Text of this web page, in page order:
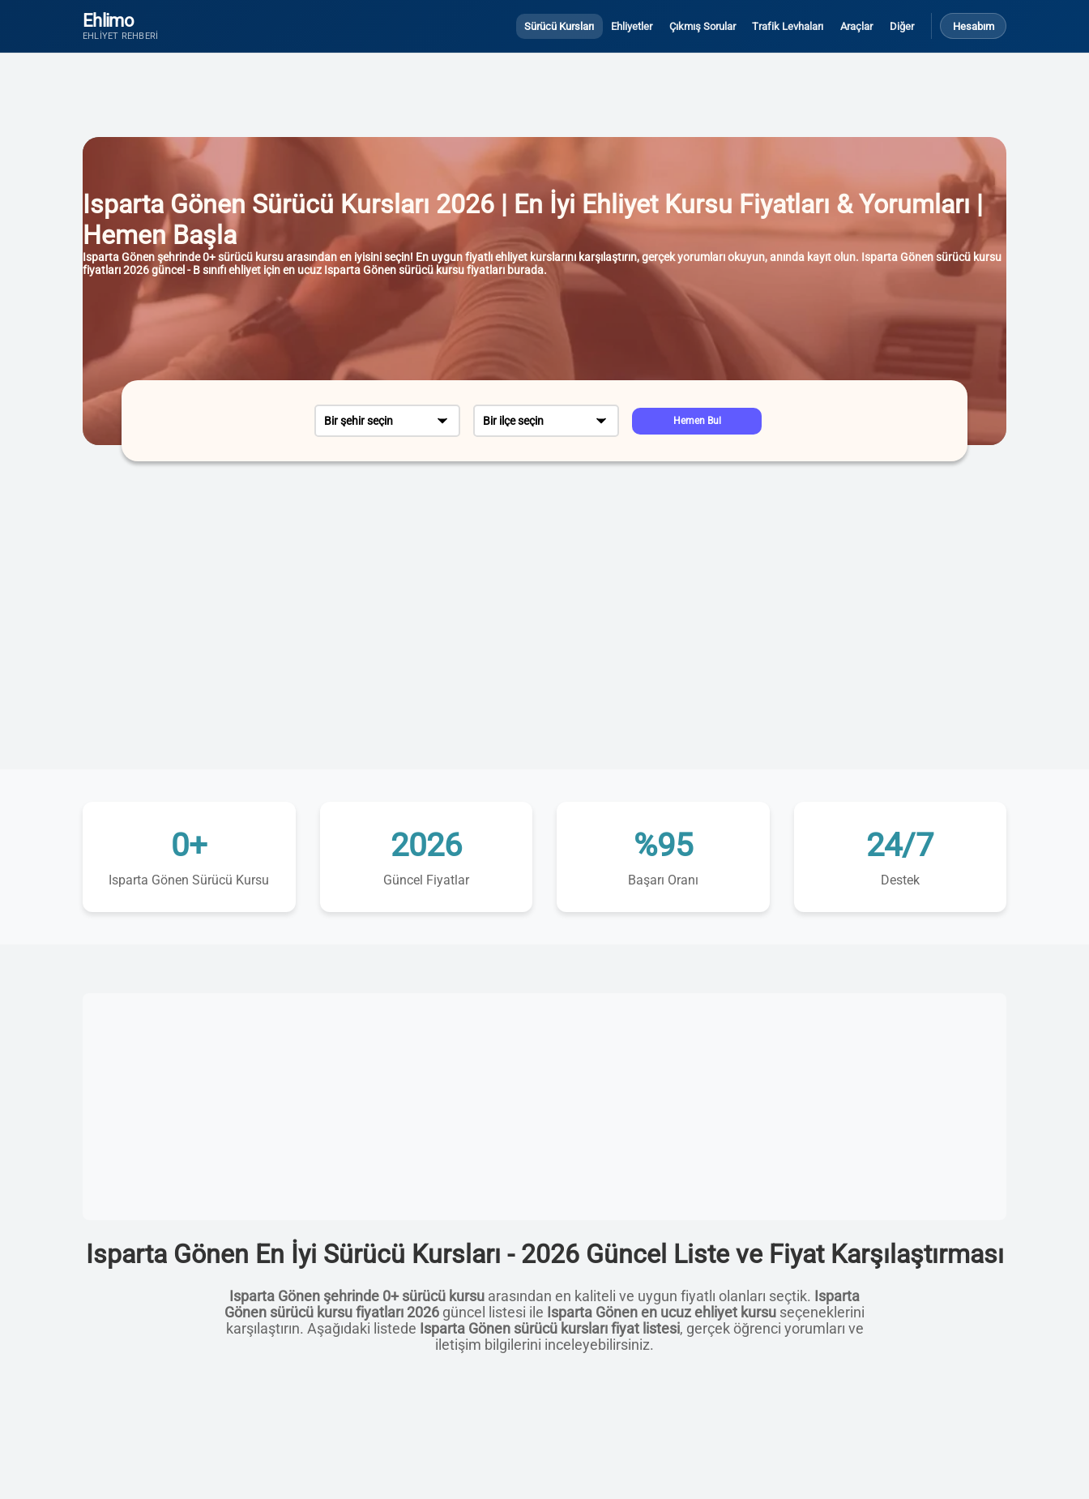
Ehlimo
EHLIYET REHBERI
Sürücü Kursları Ehliyetler Çıkmış Sorular Trafik Levhaları Araçlar Diğer Hesabım
Isparta Gönen Sürücü Kursları 2026 | En İyi Ehliyet Kursu Fiyatları & Yorumları |
Hemen Başla
Isparta Gönen şehrinde 0+ sürücü kursu arasından en iyisini seçin! En uygun fiyatlı ehliyet kurslarını karşılaştırın, gerçek yorumları okuyun, anında kayıt olun. Isparta Gönen sürücü kursu
fiyatları 2026 güncel - B sınıfı ehliyet için en ucuz Isparta Gönen sürücü kursu fiyatları burada.
Bir şehir seçin Bir ilçe seçin Hemen Bul
0+
Isparta Gönen Sürücü Kursu
2026
Güncel Fiyatlar
%95
Başarı Oranı
24/7
Destek
Isparta Gönen En İyi Sürücü Kursları - 2026 Güncel Liste ve Fiyat Karşılaştırması
Isparta Gönen şehrinde 0+ sürücü kursu arasından en kaliteli ve uygun fiyatlı olanları seçtik. Isparta
Gönen sürücü kursu fiyatları 2026 güncel listesi ile Isparta Gönen en ucuz ehliyet kursu seçeneklerini
karşılaştırın. Aşağıdaki listede Isparta Gönen sürücü kursları fiyat listesi, gerçek öğrenci yorumları ve
iletişim bilgilerini inceleyebilirsiniz.